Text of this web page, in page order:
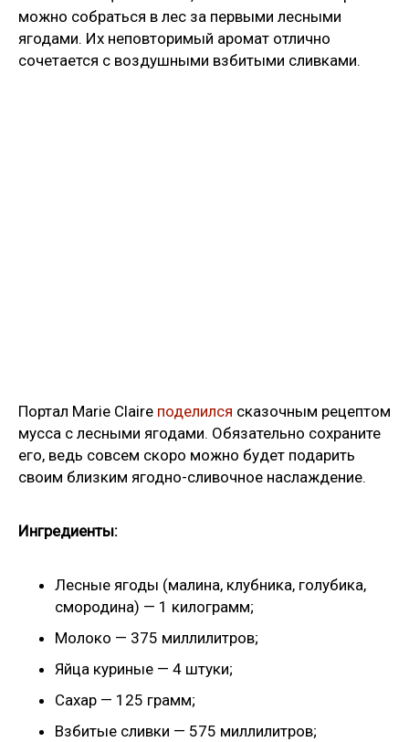
можно собраться в лес за первыми лесными
ягодами. Их неповторимый аромат отлично
сочетается с воздушными взбитыми сливками.
Портал Marie Claire поделился сказочным рецептом
мусса с лесными ягодами. Обязательно сохраните
его, ведь совсем скоро можно будет подарить
своим близким ягодно-сливочное наслаждение.
Ингредиенты:
Лесные ягоды (малина, клубника, голубика,
смородина) — 1 килограмм;
Молоко — 375 миллилитров;
Яйца куриные — 4 штуки;
Сахар — 125 грамм;
Взбитые сливки — 575 миллилитров;